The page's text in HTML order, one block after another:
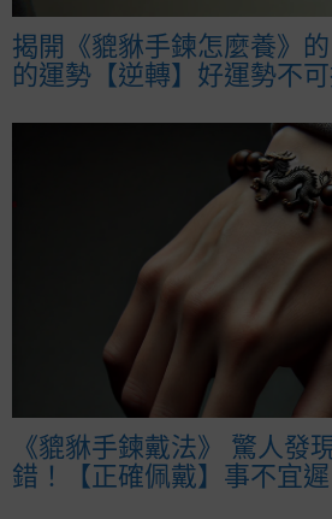
揭開《貔貅手鍊怎麼養》
的運勢【逆轉】好運勢不可
《貔貅手鍊戴法》 驚人發
錯！【正確佩戴】事不宜遲